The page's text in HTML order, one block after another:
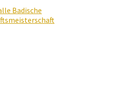
Badische